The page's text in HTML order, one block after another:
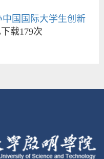
国国际大学生创新
载179次